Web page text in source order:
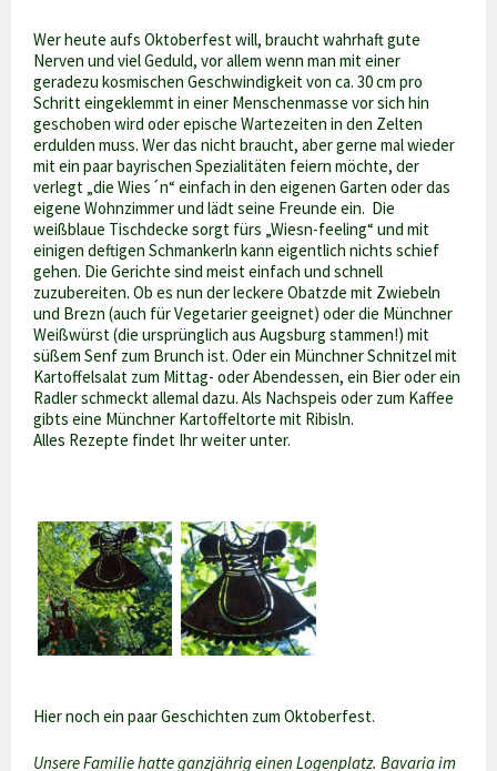
Wer heute aufs Oktoberfest will, braucht wahrhaft gute
Nerven und viel Geduld, vor allem wenn man mit einer
geradezu kosmischen Geschwindigkeit von ca. 30 cm pro
Schritt eingeklemmt in einer Menschenmasse vor sich hin
geschoben wird oder epische Wartezeiten in den Zelten
erdulden muss. Wer das nicht braucht, abergerne mal wieder
mit ein paar bayrischen Spezialitäten feiern möchte, der
verlegt „die Wies´n“ einfach in den eigenen Garten oder das
eigene Wohnzimmer und lädt seine Freunde ein. Die
weißblaue Tischdecke sorgt fürs „Wiesn-feeling“ und mit
einigen deftigen Schmankerln kann eigentlich nichts schief
gehen. Die Gerichte sind meist einfach und schnell
zuzubereiten. Ob es nun der leckere Obatzde mit Zwiebeln
und Brezn (auch für Vegetarier geeignet) oder die Münchner
Weißwürst (die ursprünglich aus Augsburg stammen!) mit
süßem Senf zum Brunch ist. Oder ein Münchner Schnitzel mit
Kartoffelsalat zum Mittag- oder Abendessen, ein Bier oder ein
Radler schmeckt allemal dazu. Als Nachspeis oder zum Kaffee
gibts eine Münchner Kartoffeltorte mit Ribisln.
Alles Rezepte findet Ihr weiter unter.
Hier noch ein paar Geschichten zum Oktoberfest.
Unsere Familie hatte ganzjährig einen Logenplatz. Bavaria im